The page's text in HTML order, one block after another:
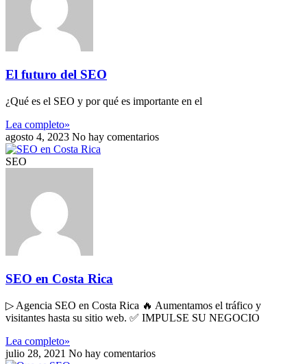
El futuro del SEO
¿Qué es el SEO y por qué es importante en el
Lea completo»
agosto 4, 2023 No hay comentarios
SEO
SEO en Costa Rica
▷ Agencia SEO en Costa Rica 🔥 Aumentamos el tráfico y
visitantes hasta su sitio web. ✅ IMPULSE SU NEGOCIO
Lea completo»
julio 28, 2021 No hay comentarios